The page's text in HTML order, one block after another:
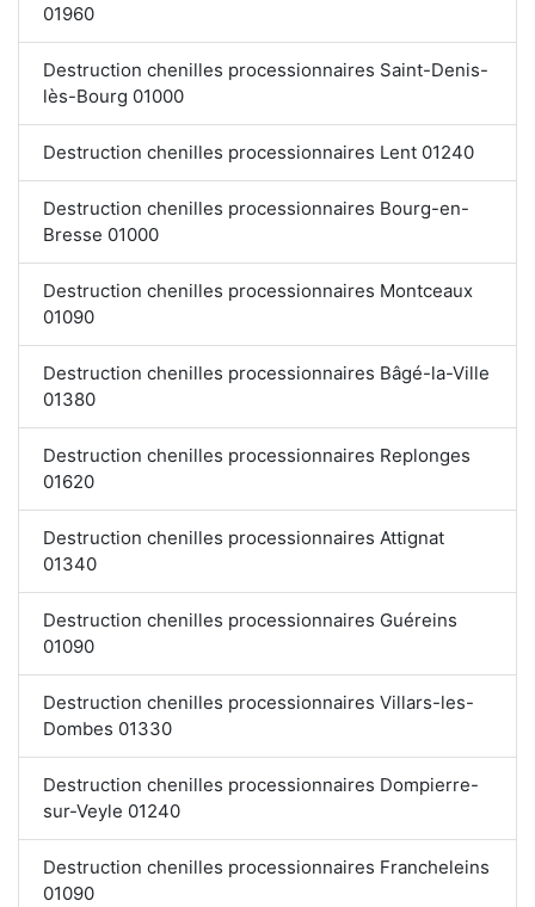
01960
Destruction chenilles processionnaires Saint-Denis-
lès-Bourg 01000
Destruction chenilles processionnaires Lent 01240
Destruction chenilles processionnaires Bourg-en-
Bresse 01000
Destruction chenilles processionnaires Montceaux
01090
Destruction chenilles processionnaires Bâgé-la-Ville
01380
Destruction chenilles processionnaires Replonges
01620
Destruction chenilles processionnaires Attignat
01340
Destruction chenilles processionnaires Guéreins
01090
Destruction chenilles processionnaires Villars-les-
Dombes 01330
Destruction chenilles processionnaires Dompierre-
sur-Veyle 01240
Destruction chenilles processionnaires Francheleins
01090